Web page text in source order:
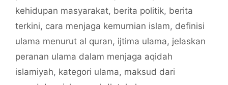
kehidupan masyarakat, berita politik, berita
terkini, cara menjaga kemurnian islam, definisi
ulama menurut al quran, ijtima ulama, jelaskan
peranan ulama dalam menjaga aqidah
islamiyah, kategori ulama, maksud dari